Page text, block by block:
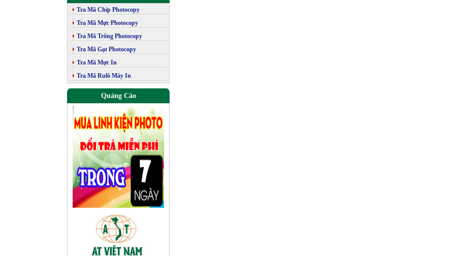
Tra Mã Chíp Photocopy
Tra Mã Mực Photocopy
Tra Mã Trống Photocopy
Tra Mã Gạt Photocopy
Tra Mã Mực In
Tra Mã Rulô Máy In
Quảng Cáo